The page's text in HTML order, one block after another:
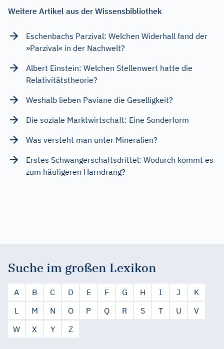
Weitere Artikel aus der Wissensbibliothek
Eschenbachs Parzival: Welchen Widerhall fand der
»Parzival« in der Nachwelt?
Albert Einstein: Welchen Stellenwert hatte die
Relativitätstheorie?
Weshalb lieben Paviane die Geselligkeit?
Die soziale Marktwirtschaft: Eine Sonderform
Was versteht man unter Mineralien?
Erstes Schwangerschaftsdrittel: Wodurch kommt es
zum häufigeren Harndrang?
Suche im großen Lexikon
A B C D E F G H I J
K
L
M N O P Q R S T U
V
W
X Y Z